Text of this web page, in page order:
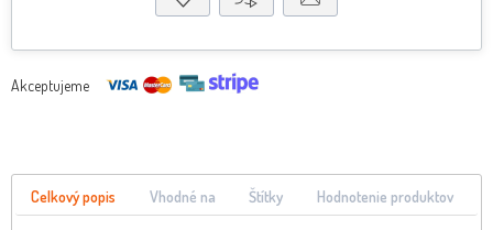
Akceptujeme
Celkový popis Vhodné na Štítky Hodnotenie produktov